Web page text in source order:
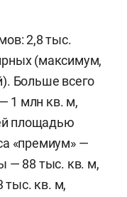
2,8 тыс.
(максимум,
Больше всего
1 млн кв. м,
площадью
«премиум» —
— 88 тыс. кв. м,
тыс. кв. м,